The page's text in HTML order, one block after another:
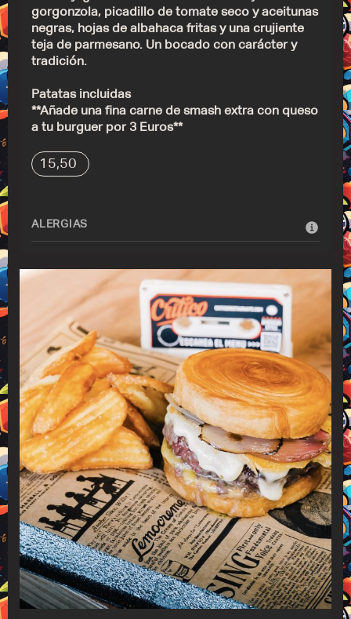
gorgonzola, picadillo de tomate seco y aceitunas
negras, hojas de albahaca fritas y una crujiente
teja de parmesano. Un bocado con carácter y
tradición.
Patatas incluidas
**Añade una fina carne de smash extra con queso
a tu burguer por 3 Euros**
15,50
ALERGIAS